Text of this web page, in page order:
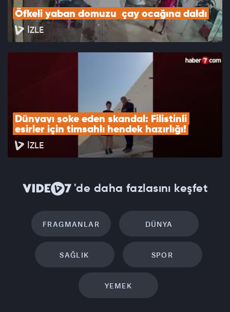
Öfkeli yaban domuzu  çay ocağına daldı
İZLE
Dünyayı şoke eden skandal: Filistinli
esirler için timsahlı hendek hazırlığı!
İZLE
'de daha fazlasını keşfet
FRAGMANLAR DÜNYA
SAĞLIK SPOR
YEMEK